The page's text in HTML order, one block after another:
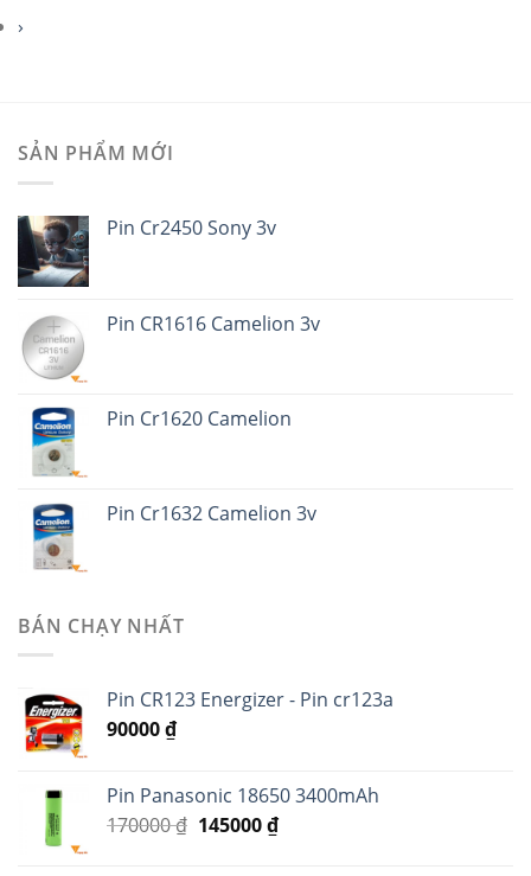
›
SẢN PHẨM MỚI
Pin Cr2450 Sony 3v
Pin CR1616 Camelion 3v
Pin Cr1620 Camelion
Pin Cr1632 Camelion 3v
BÁN CHẠY NHẤT
Pin CR123 Energizer - Pin cr123a
90000₫
Pin Panasonic 18650 3400mAh
170000₫ 145000₫